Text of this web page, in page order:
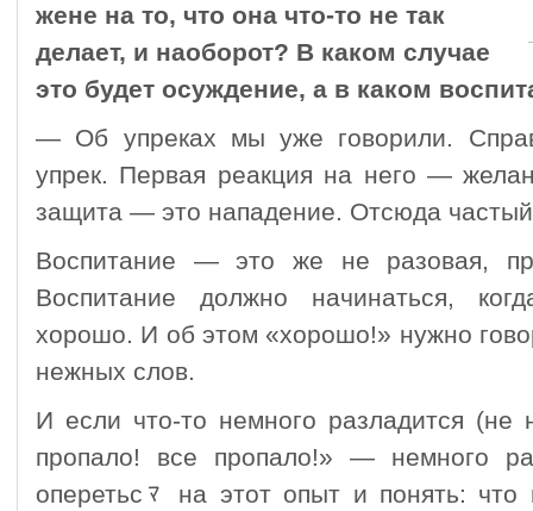
жене на то, что она что-то не так
делает, и наоборот? В каком случае
это будет осуждение, а в каком
— Об упреках мы уже говорили.
упрек. Первая реакция на него —
защита — это нападение. Отсюда
Воспитание — это же не разовая,
Воспитание должно начинаться,
хорошо. И об этом «хорошо!» нужно
нежных слов.
И если что-то немного разладится (не
пропало! все пропало!» — немного
оперетьсﾏ на этот опыт и понять: